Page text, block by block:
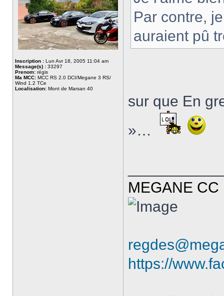
Inscription : Lun Avr 18, 2005 11:04 am
Message(s) : 33297
Prenom: régis
Ma MCC: MCC RS 2.0 DCI/Megane 3 RS/
Wind 1.2 TCe
Localisation: Mont de Marsan 40
Par contre,
auraient pû
sur que En
»…
MEGANE
https://